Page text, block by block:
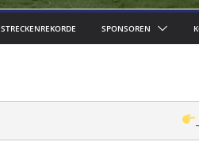
STRECKENREKORDE SPONSOREN